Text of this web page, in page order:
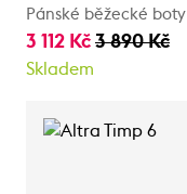
Pánské běžecké boty
3 112 Kč 3 890 Kč
Skladem